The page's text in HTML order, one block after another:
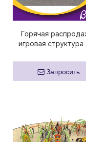
Горячая
игровая структура
открытом
Запросить